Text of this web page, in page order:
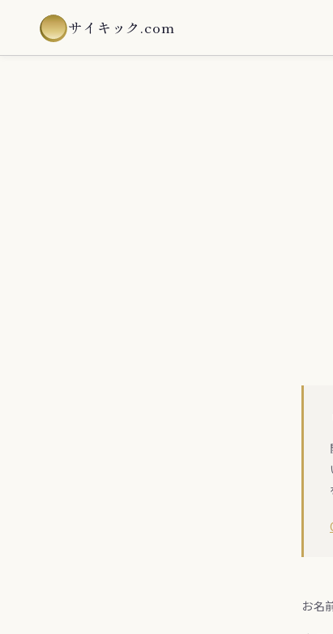
サイキック.com
お名